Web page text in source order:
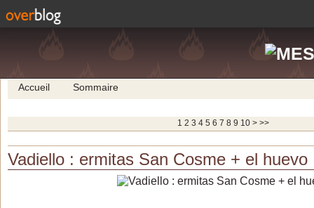
Accueil Sommaire
1 2 3 4 5 6 7 8 9 10 > >>
Vadiello : ermitas San Cosme + el huevo